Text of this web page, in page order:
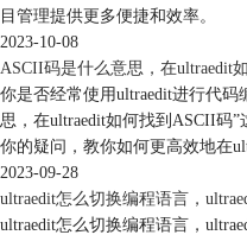
目管理提供更多便捷和效率。
2023-10-08
ASCII码是什么意思，在ultraedit
你是否经常使用ultraedit进行代
思，在ultraedit如何找到ASCII码
你的疑问，教你如何更高效地在
2023-09-28
ultraedit怎么切换编程语言，
ultraedit怎么切换编程语言，